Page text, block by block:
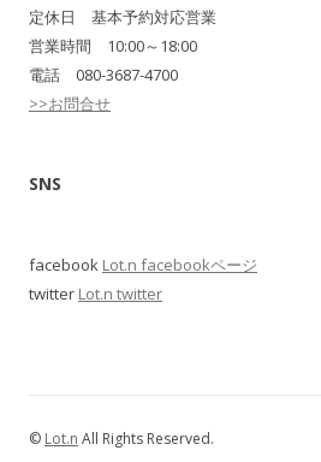
定休日 基本予約対応営業
営業時間 10:00～18:00
電話 080-3687-4700
>>お問合せ
SNS
facebook Lot.n facebookページ
twitter Lot.n twitter
© Lot.n All Rights Reserved.